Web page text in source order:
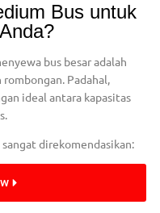
Bus untuk
bus besar adalah
Padahal,
ideal antara kapasitas
sangat direkomendasikan: